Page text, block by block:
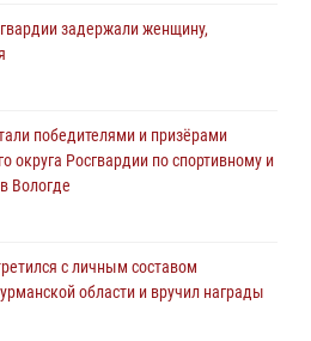
задержали женщину,
победителями и призёрами
округа Росгвардии по спортивному и
Вологде
с личным составом
области и вручил награды